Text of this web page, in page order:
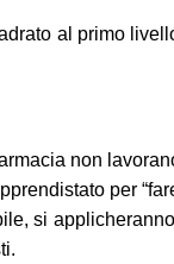
al primo
non
per
si